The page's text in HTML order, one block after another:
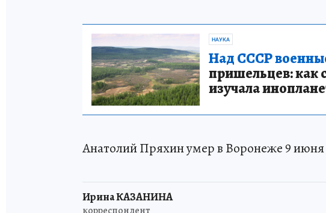
НАУКА
Над СССР
пришельцев: как
изучала
Анатолий Пряхин умер в Воронеже 9 июня
Ирина КАЗАНИНА